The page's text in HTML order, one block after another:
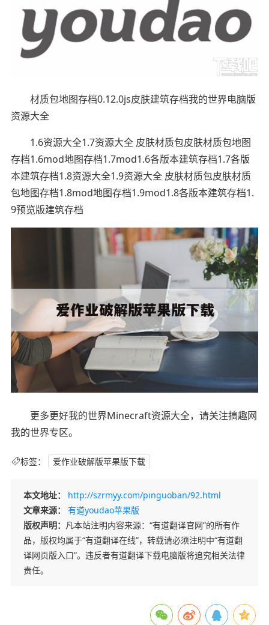
材质包地图存档0.12.0js皮肤建筑存档我的世界电脑版
资源大全
1.6资源大全1.7资源大全 皮肤材质包皮肤材质包地图
存档1.6mod地图存档1.7mod1.6各版本建筑存档1.7各版
本建筑存档1.8资源大全1.9资源大全 皮肤材质包皮肤材质
包地图存档1.8mod地图存档1.9mod1.8各版本建筑存档1.
9预览版建筑存档
更多更好我的世界Minecraft资源大全，请关注搞趣网
我的世界专区。
标签： 爱作业破解版苹果版下载
本文地址：
http://szrmyy.com/pinguoban/92.html
文章来源：
有道youdao苹果版
版权声明： 凡本站注明内容来源：“有道翻译官网”的所有作
品，版权均属于“有道翻译在线”，转载请必须注明中“有道翻
译网页版入口”。违反者有道翻译下载电脑版将追究相关法律
责任。